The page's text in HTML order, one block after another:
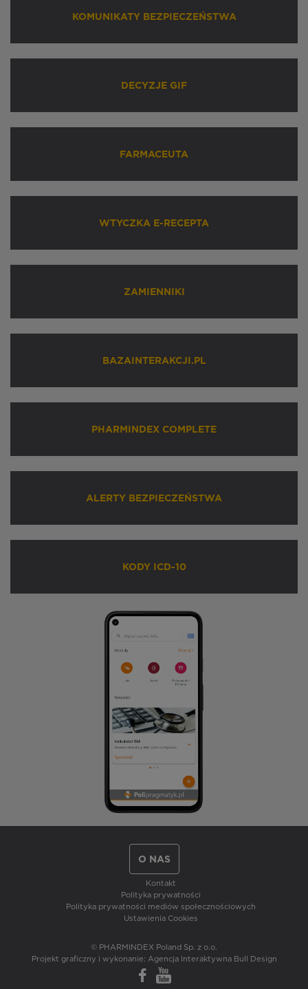
KOMUNIKATY BEZPIECZEŃSTWA
DECYZJE GIF
FARMACEUTA
WTYCZKA E-RECEPTA
ZAMIENNIKI
BAZAINTERAKCJI.PL
PHARMINDEX COMPLETE
ALERTY BEZPIECZEŃSTWA
KODY ICD-10
O NAS
Kontakt
Polityka prywatności
Polityka prywatności mediów społecznościowych
Ustawienia Cookies
© PHARMINDEX Poland Sp. z o.o.
Projekt graficzny i wykonanie: Agencja Interaktywna Bull Design